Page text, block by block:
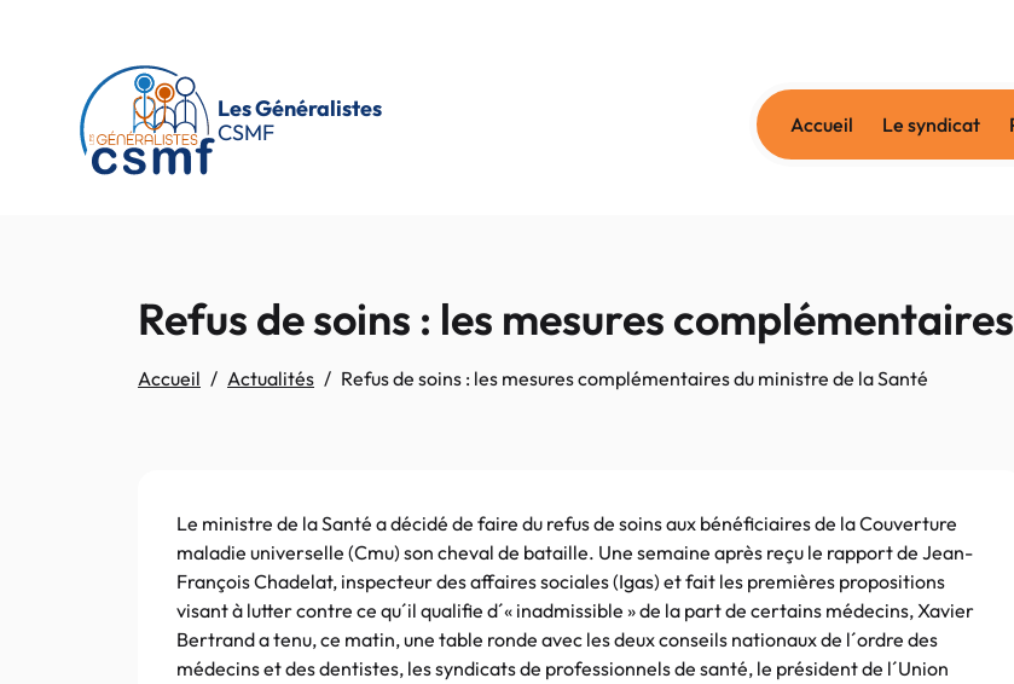
Les Généralistes
CSMF
Accueil Le syndicat
Refus de soins : les mesures
Accueil Actualités Refus de soins : les mesures complémentaires du ministre de la Santé
Le ministre de la Santé a décidé de faire du refus de soins aux bénéficiaires de la Couverture
maladie universelle (Cmu) son cheval de bataille. Une semaine après reçu le rapport de Jean-
François Chadelat, inspecteur des affaires sociales (Igas) et fait les premières propositions
visant à lutter contre ce qu´il qualifie d´« inadmissible » de la part de certains médecins, Xavier
Bertrand a tenu, ce matin, une table ronde avec les deux conseils nationaux de l´ordre des
médecins et des dentistes, les syndicats de professionnels de santé, le président de l´Union